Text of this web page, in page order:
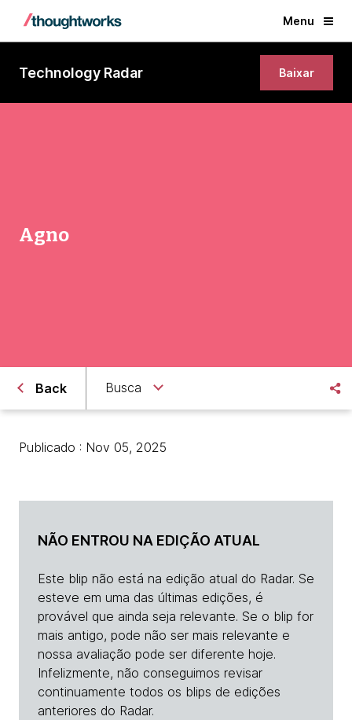
Menu
Technology Radar Baixar
Agno
Back Busca
Publicado : Nov 05, 2025
NÃO ENTROU NA EDIÇÃO ATUAL
Este blip não está na edição atual do Radar. Se
esteve em uma das últimas edições, é
provável que ainda seja relevante. Se o blip for
mais antigo, pode não ser mais relevante e
nossa avaliação pode ser diferente hoje.
Infelizmente, não conseguimos revisar
continuamente todos os blips de edições
anteriores do Radar.